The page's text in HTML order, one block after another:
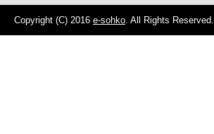
Copyright (C) 2016 e-sohko. All Rights Reserved.